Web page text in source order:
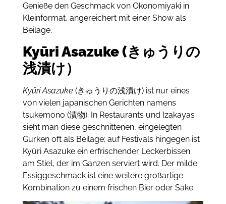
Genieße den Geschmack von Okonomiyaki in
Kleinformat, angereichert mit einer Show als
Beilage.
Kyūri Asazuke (きゅうりの
浅漬け）
Kyūri Asazuke (きゅうりの浅漬け) ist nur eines
von vielen japanischen Gerichten namens
tsukemono (漬物). In Restaurants und Izakayas
sieht man diese geschnittenen, eingelegten
Gurken oft als Beilage; auf Festivals hingegen ist
Kyūri Asazuke ein erfrischender Leckerbissen
am Stiel, der im Ganzen serviert wird. Der milde
Essiggeschmack ist eine weitere großartige
Kombination zu einem frischen Bier oder Sake.